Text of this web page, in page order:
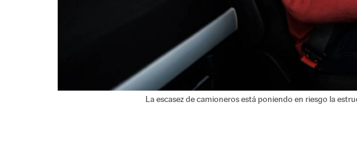
La escasez de camioneros está poniendo en riesgo la